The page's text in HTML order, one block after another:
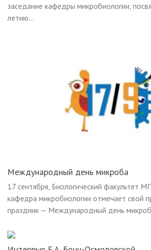
заседание кафедры микробиологии,
летию...
Международный день микроба
17 сентября, Биологический факультет
кафедра микробиологии отмечает свой
праздник — Международный день